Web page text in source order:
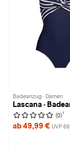
Badeanzug · Damen
Lascana ·
(0) 1
ab 49,99 € UVP